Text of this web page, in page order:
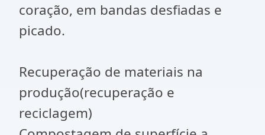
coração, em bandas desfiadas e
picado.
Recuperação de materiais na
produção(recuperação e
reciclagem)